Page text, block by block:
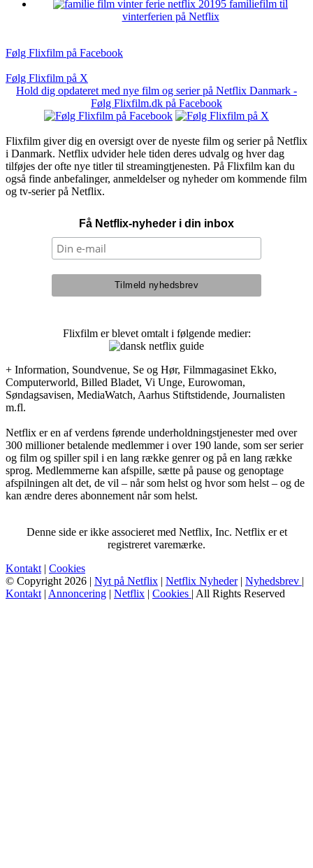
5 familiefilm til
vinterferien på Netflix
Følg Flixfilm på Facebook
Følg Flixfilm på X
Hold dig opdateret med nye film og serier på Netflix Danmark -
Følg Flixfilm.dk på Facebook
Flixfilm giver dig en oversigt over de nyeste film og serier på Netflix
i Danmark. Netflix udvider hele tiden deres udvalg og hver dag
tilføjes der ofte nye titler til streamingtjenesten. På Flixfilm kan du
også finde anbefalinger, anmeldelser og nyheder om kommende film
og tv-serier på Netflix.
Få Netflix-nyheder i din inbox
Flixfilm er blevet omtalt i følgende medier:
+ Information, Soundvenue, Se og Hør, Filmmagasinet Ekko,
Computerworld, Billed Bladet, Vi Unge, Eurowoman,
Søndagsavisen, MediaWatch, Aarhus Stiftstidende, Journalisten
m.fl.
Netflix er en af verdens førende underholdningstjenester med over
300 millioner betalende medlemmer i over 190 lande, som ser serier
og film og spiller spil i en lang række genrer og på en lang række
sprog. Medlemmerne kan afspille, sætte på pause og genoptage
afspilningen alt det, de vil – når som helst og hvor som helst – og de
kan ændre deres abonnement når som helst.
Denne side er ikke associeret med Netflix, Inc. Netflix er et
registreret varemærke.
Kontakt | Cookies
© Copyright 2026 | Nyt på Netflix | Netflix Nyheder| Nyhedsbrev |
Kontakt | Annoncering | Netflix | Cookies | All Rights Reserved